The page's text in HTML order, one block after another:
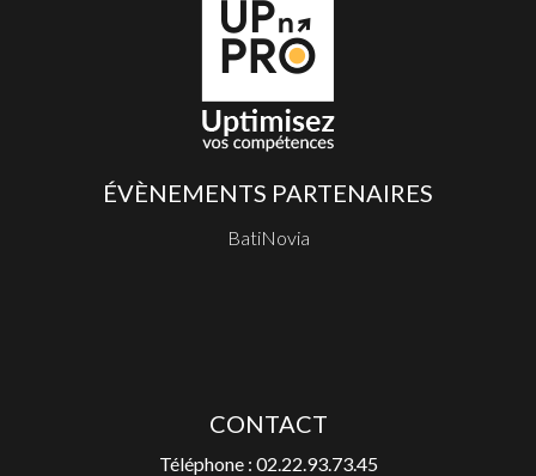
ÉVÈNEMENTS PARTENAIRES
BatiNovia
CONTACT
Téléphone : 02.22.93.73.45